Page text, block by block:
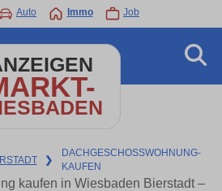
Auto Immo Job
❯
DACHGESCHOSSWOHNUNG-
KAUFEN
kaufen in Wiesbaden Bierstadt –